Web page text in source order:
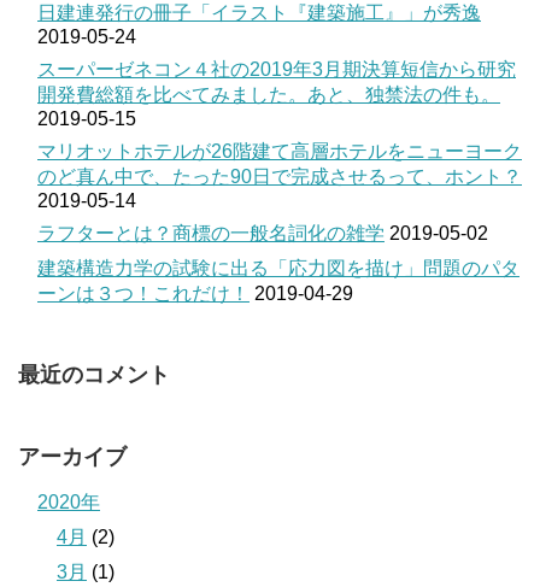
日建連発行の冊子「イラスト『建築施工』」が秀逸
2019-05-24
スーパーゼネコン４社の2019年3月期決算短信から研究
開発費総額を比べてみました。あと、独禁法の件も。
2019-05-15
マリオットホテルが26階建て高層ホテルをニューヨーク
のど真ん中で、たった90日で完成させるって、ホント？
2019-05-14
ラフターとは？商標の一般名詞化の雑学 2019-05-02
建築構造力学の試験に出る「応力図を描け」問題のパタ
ーンは３つ！これだけ！
2019-04-29
最近のコメント
アーカイブ
2020年
4月 (2)
3月 (1)